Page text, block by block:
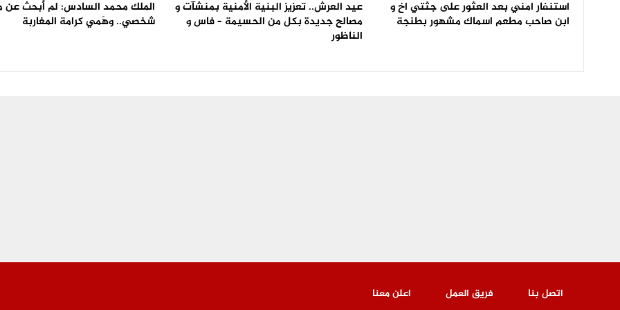
استنفار امني بعد العثور على جثتي اخ و
ابن صاحب مطعم اسماك مشهور بطنجة
عيد العرش.. تعزيز البنية الأمنية بمنشآت و
مصالح جديدة بكل من الحسيمة – فاس و
الناظور
الملك محمد السادس: لم أبحث عن
شخصي.. وهَمي كرامة المغاربة
اتصل بنا فريق العمل اعلن معنا